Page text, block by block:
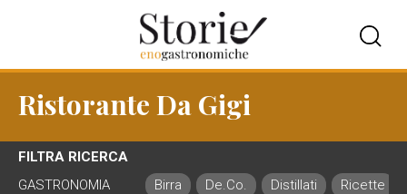
Ristorante Da Gigi
FILTRA RICERCA
GASTRONOMIA
Birra De.Co. Distillati Ricette